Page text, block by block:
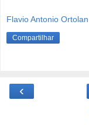
Flavio Antonio Ortolan
Compartilhar
‹